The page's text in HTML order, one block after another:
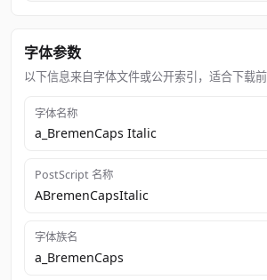
字体参数
以下信息来自字体文件或公开索引，适合下载前
字体名称
a_BremenCaps Italic
PostScript 名称
ABremenCapsItalic
字体族名
a_BremenCaps